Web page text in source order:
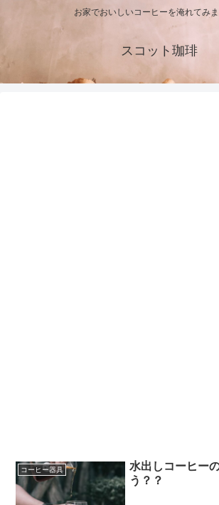
お家でおいしいコーヒーを淹れてみ
スコット珈琲
コーヒー器具
水出しコーヒー
う？？